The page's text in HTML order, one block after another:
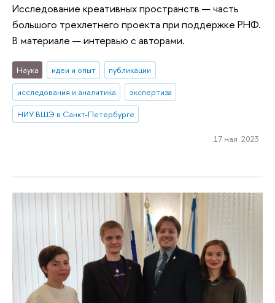
Исследование креативных пространств — часть
большого трехлетнего проекта при поддержке РНФ.
В материале — интервью с авторами.
Наука идеи и опыт
публикации
исследования и аналитика
экспертиза
НИУ ВШЭ в Санкт-Петербурге
17 мая 2023